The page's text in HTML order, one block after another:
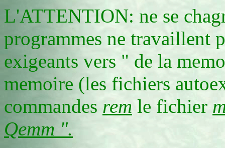
L'ATTENTION: ne se
programmes ne travaillent
exigeants vers " de la
memoire (les fichiers
commandes rem le fichier
Qemm ".